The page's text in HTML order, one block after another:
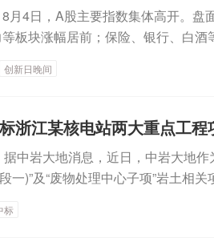
海南砺思私募基金管理有限公司
包括创业投资（限投资未上市企业
合伙企业的资本增值，为合伙人创
司综合竞争力，完善公司整体战略
月4日，A股主要指数集体高开。盘
板块涨幅居前；保险、银行、白酒
莱英、罗欣药业、济民健康、哈三
司上半年实现营业收入289亿元，同
亿元，达110.8亿元，同比增长
（含税），共计派发现金红利
客户产品的更大成功，以及公司
上调2026年全年业绩指引。预计
创新日晚间
浙江某核电站两大重点工程
中岩大地消息，近日，中岩大地
一)”及“废物处理中心子项”岩土相关
标